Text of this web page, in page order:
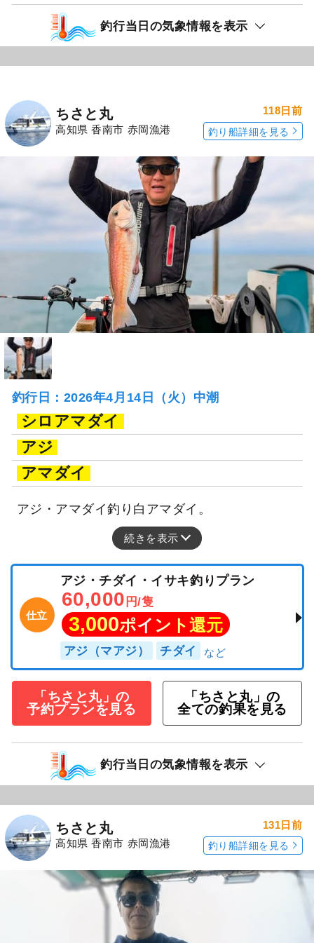
釣行当日の気象情報を表示
ちさと丸
高知県 香南市 赤岡漁港
118日前
釣り船詳細を見る
釣行日：2026年4月14日（火）中潮
シロアマダイ
アジ
アマダイ
アジ・アマダイ釣り白アマダイ。
続きを表示
仕立
アジ・チダイ・イサキ釣りプラン
60,000 円/隻
3,000ポイント還元
アジ（マアジ） チダイ
「ちさと丸」の
予約プランを見る
「ちさと丸」の
全ての釣果を見る
釣行当日の気象情報を表示
ちさと丸
高知県 香南市 赤岡漁港
131日前
釣り船詳細を見る